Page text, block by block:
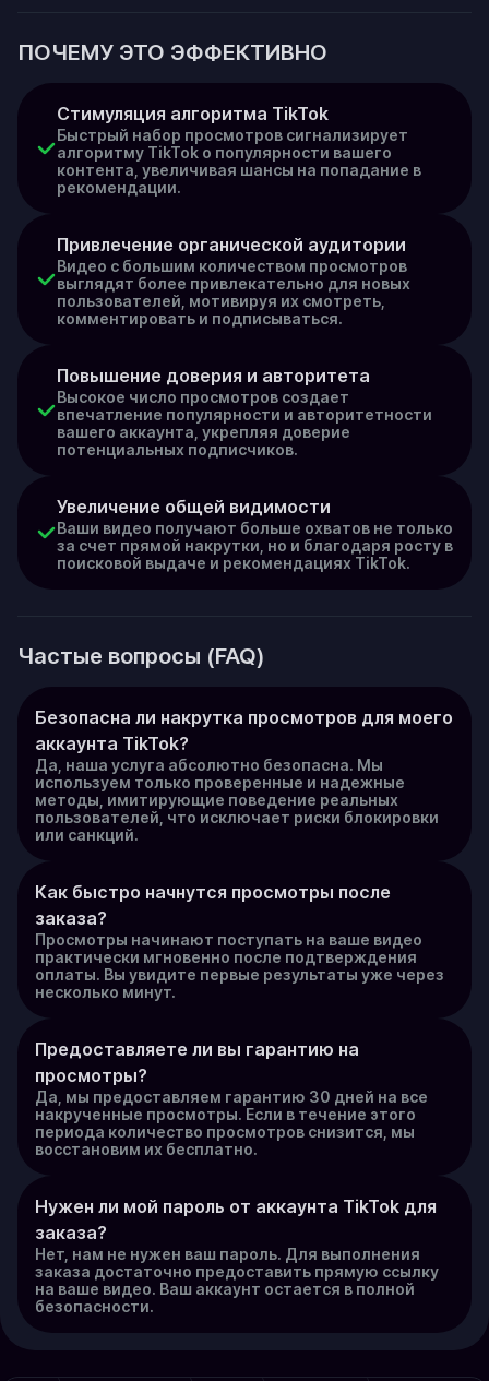
ПОЧЕМУ ЭТО ЭФФЕКТИВНО
Стимуляция алгоритма TikTok
Быстрый набор просмотров сигнализирует
алгоритму TikTok о популярности вашего
контента, увеличивая шансы на попадание в
рекомендации.
Привлечение органической аудитории
Видео с большим количеством просмотров
выглядят более привлекательно для новых
пользователей, мотивируя их смотреть,
комментировать и подписываться.
Повышение доверия и авторитета
Высокое число просмотров создает
впечатление популярности и авторитетности
вашего аккаунта, укрепляя доверие
потенциальных подписчиков.
Увеличение общей видимости
Ваши видео получают больше охватов не только
за счет прямой накрутки, но и благодаря росту в
поисковой выдаче и рекомендациях TikTok.
Частые вопросы (FAQ)
Безопасна ли накрутка просмотров для моего
аккаунта TikTok?
Да, наша услуга абсолютно безопасна. Мы
используем только проверенные и надежные
методы, имитирующие поведение реальных
пользователей, что исключает риски блокировки
или санкций.
Как быстро начнутся просмотры после
заказа?
Просмотры начинают поступать на ваше видео
практически мгновенно после подтверждения
оплаты. Вы увидите первые результаты уже через
несколько минут.
Предоставляете ли вы гарантию на
просмотры?
Да, мы предоставляем гарантию 30 дней на все
накрученные просмотры. Если в течение этого
периода количество просмотров снизится, мы
восстановим их бесплатно.
Нужен ли мой пароль от аккаунта TikTok для
заказа?
Нет, нам не нужен ваш пароль. Для выполнения
заказа достаточно предоставить прямую ссылку
на ваше видео. Ваш аккаунт остается в полной
безопасности.